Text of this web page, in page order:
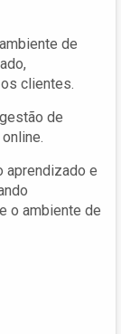
de
clientes.
de
aprendizado e
o ambiente de